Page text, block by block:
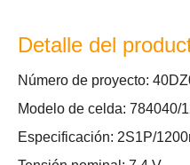
Detalle del
Número de proyecto:
Modelo de celda: 784040/
Especificación: 2S1P/